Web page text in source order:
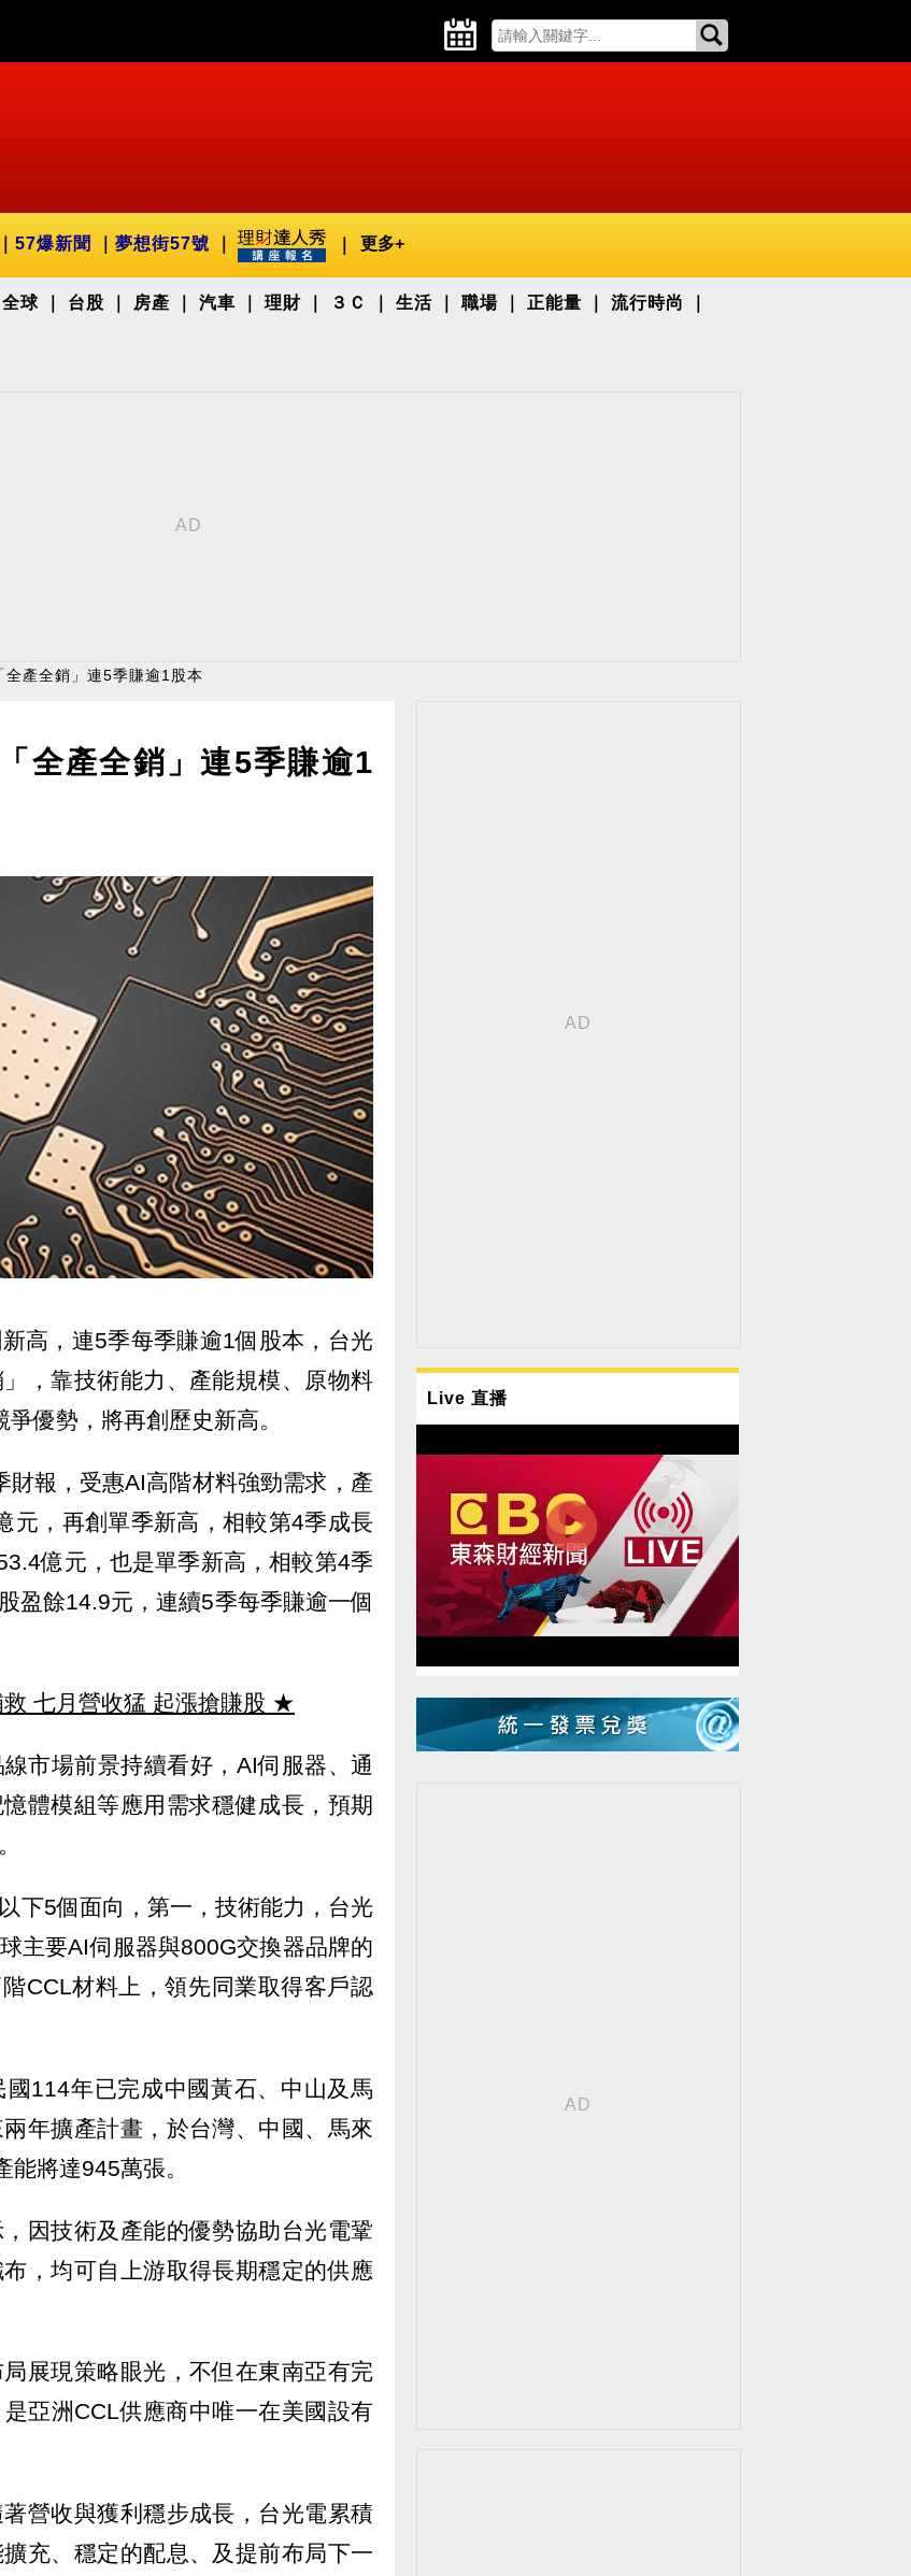
57爆新聞 夢想街57號 更多+
全球 台股 房產 汽車 理財 ３Ｃ 生活 職場 正能量 流行時尚
產全銷」連5季賺逾1股本
全產全銷」連5季賺逾1
高，連5季每季賺逾1個股本，台光
，靠技術能力、產能規模、原物料
優勢，將再創歷史新高。
報，受惠AI高階材料強勁需求，產
元，再創單季新高，相較第4季成長
億元，也是單季新高，相較第4季
盈餘14.9元，連續5季每季賺逾一個
七月營收猛 起漲搶賺股 ★
市場前景持續看好，AI伺服器、通
體模組等應用需求穩健成長，預期
下5個面向，第一，技術能力，台光
主要AI伺服器與800G交換器品牌的
CCL材料上，領先同業取得客戶認
114年已完成中國黃石、中山及馬
年擴產計畫，於台灣、中國、馬來
將達945萬張。
因技術及產能的優勢協助台光電鞏
，均可自上游取得長期穩定的供應
展現策略眼光，不但在東南亞有完
亞洲CCL供應商中唯一在美國設有
營收與獲利穩步成長，台光電累積
充、穩定的配息、及提前布局下一
Live 直播